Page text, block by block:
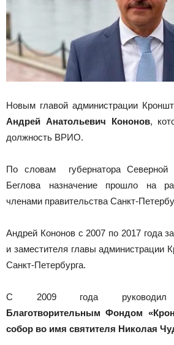
Новым главой администрации
Андрей Анатольевич Кононов,
должность ВРИО.
По словам губернатора Северной
Беглова назначение прошло на
членами правительства Санкт-
Андрей Кононов с 2007 по 2017 года
и заместителя главы администрации
Санкт-Петербурга.
С 2009 года
Благотворительным Фондом
собор во имя святителя Николая